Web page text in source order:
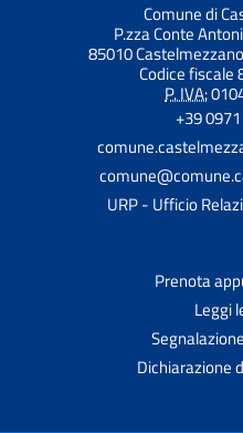
Comune di
P.zza Conte
85010
Codice fiscale
P. IVA:
+39
URP - Ufficio
Prenota
Leggi
Dichiarazione